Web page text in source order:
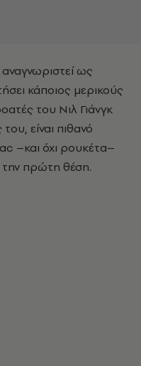
ως
κάποιος μερικούς
του Νιλ Γιάνγκ
είναι πιθανό
–και όχι ρουκέτα–
την πρώτη θέση.